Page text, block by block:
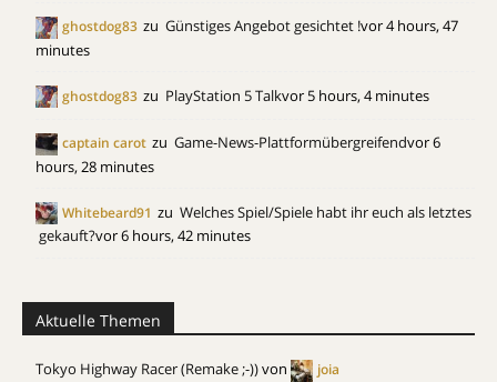
ghostdog83 zu Günstiges Angebot gesichtet !vor 4 hours, 47
minutes
ghostdog83 zu PlayStation 5 Talkvor 5 hours, 4 minutes
captain carot zu Game-News-Plattformübergreifendvor 6
hours, 28 minutes
Whitebeard91 zu Welches Spiel/Spiele habt ihr euch als letztes
gekauft?vor 6 hours, 42 minutes
Aktuelle Themen
Tokyo Highway Racer (Remake ;-))von joia